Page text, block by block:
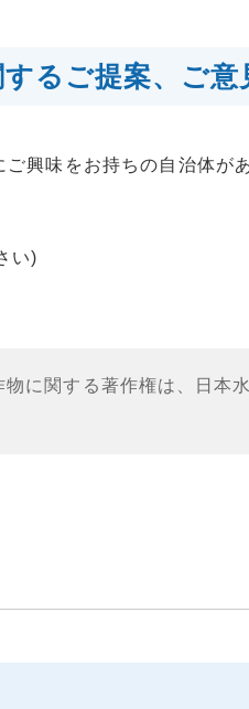
るご提案、ご意
興味をお持ちの自治体が
い)
に関する著作権は、日本